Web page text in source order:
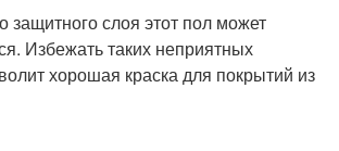
защитного слоя этот пол может
Избежать таких неприятных
хорошая краска для покрытий из